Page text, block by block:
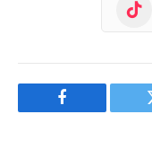
Facebook